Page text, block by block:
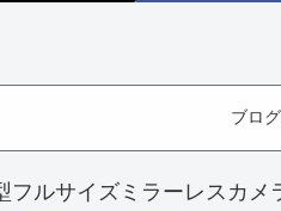
ブロ
フルサイズミラーレスカメ